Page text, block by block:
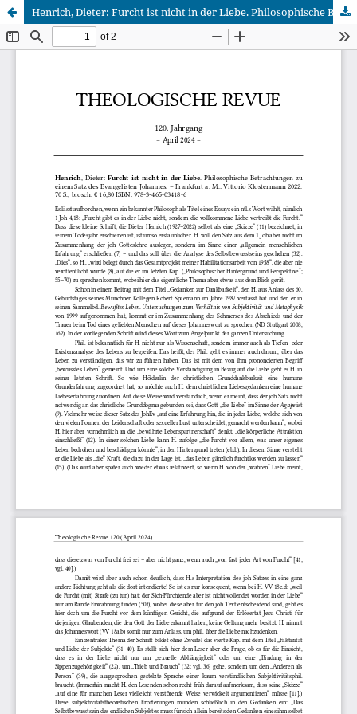
Henrich, Dieter: Furcht ist nicht in der Liebe. Philosophische Betrachtungen zu einem Satz des Evangelisten Johannes